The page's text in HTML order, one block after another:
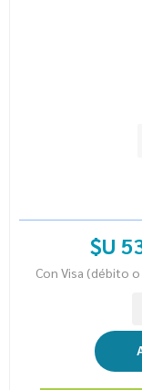
$U
Con Visa (débito